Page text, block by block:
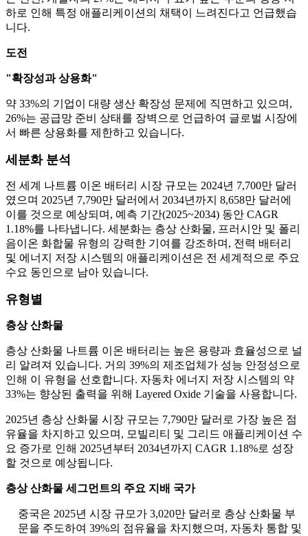
하로 인해 특정 애플리케이션의 채택이 느려진다고 언급했습
니다.
도전
"확장성과 상용화"
약 33%의 기업이 대량 생산 확장성 문제에 직면하고 있으며,
26%는 공급망 준비 상태를 장벽으로 언급하여 글로벌 시장에
서 빠른 상용화를 제한하고 있습니다.
세분화 분석
전 세계 나트륨 이온 배터리 시장 규모는 2024년 7,700만 달러
였으며 2025년 7,790만 달러에서 2034년까지 8,658만 달러에
이를 것으로 예상되며, 예측 기간(2025~2034) 동안 CAGR
1.18%를 나타냅니다. 세분화는 층상 산화물, 프러시안 및 폴리
음이온 화합물 유형의 강력한 기여를 강조하며, 전력 배터리
및 에너지 저장 시스템의 애플리케이션은 전 세계적으로 주요
수요 동인으로 남아 있습니다.
유형별
층상 산화물
층상 산화물 나트륨 이온 배터리는 높은 용량과 효율성으로 널
리 알려져 있습니다. 거의 39%의 제조업체가 성능 안정성으로
인해 이 유형을 선호합니다. 자동차 에너지 저장 시스템의 약
33%는 향상된 출력을 위해 Layered Oxide 기술을 사용합니다.
2025년 층상 산화물 시장 규모는 7,790만 달러로 가장 높은 점
유율을 차지하고 있으며, 모빌리티 및 그리드 애플리케이션 수
요 증가로 인해 2025년부터 2034년까지 CAGR 1.18%로 성장
할 것으로 예상됩니다.
층상 산화물 세그먼트의 주요 지배 국가
중국은 2025년 시장 규모가 3,020만 달러로 층상 산화물 부
문을 주도하여 39%의 점유율을 차지했으며, 자동차 통합 및